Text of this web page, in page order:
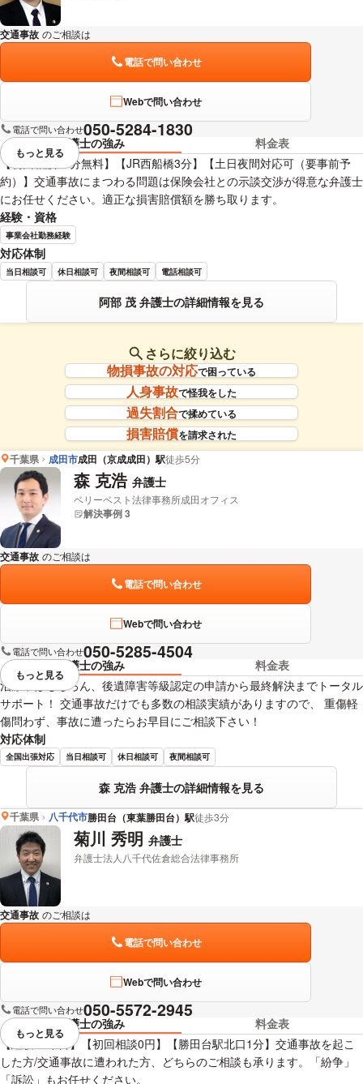
交通事故 のご相談は
電話で問い合わせ
Webで問い合わせ
電話で問い合わせ050-5284-1830
弁護士の強み
料金表
【初回相談30分無料】【JR西船橋3分】【土日夜間対応可（要事前予
約）】交通事故にまつわる問題は保険会社との示談交渉が得意な弁護士
にお任せください。適正な損害賠償額を勝ち取ります。
経験・資格
事業会社勤務経験
対応体制
当日相談可 休日相談可 夜間相談可 電話相談可
阿部 茂 弁護士の詳細情報を見る
視覚的に省略されている要素を
もっと見る
さらに絞り込む
物損事故の対応で困っている
人身事故で怪我をした
過失割合で揉めている
損害賠償を請求された
千葉県
成田市成田（京成成田）駅徒歩5分
森 克浩 弁護士
ベリーベスト法律事務所成田オフィス
解決事例 3
交通事故 のご相談は
電話で問い合わせ
Webで問い合わせ
電話で問い合わせ050-5285-4504
弁護士の強み
料金表
治療中はもちろん、後遺障害等級認定の申請から最終解決までトータル
サポート！ 交通事故だけでも多数の相談実績がありますので、 重傷軽
傷問わず、事故に遭ったらお早目にご相談下さい！
対応体制
全国出張対応 当日相談可 休日相談可 夜間相談可
森 克浩 弁護士の詳細情報を見る
視覚的に省略されている要素を
もっと見る
千葉県 八千代市勝田台（東葉勝田台）駅徒歩3分
菊川 秀明 弁護士
弁護士法人八千代佐倉総合法律事務所
交通事故 のご相談は
電話で問い合わせ
Webで問い合わせ
電話で問い合わせ050-5572-2945
弁護士の強み
料金表
【経験19年目】【初回相談0円】【勝田台駅北口1分】交通事故を起こ
した方/交通事故に遭われた方、どちらのご相談も承ります。「紛争」
「訴訟」もお任せください。
視覚的に省略されている要素を
もっと見る